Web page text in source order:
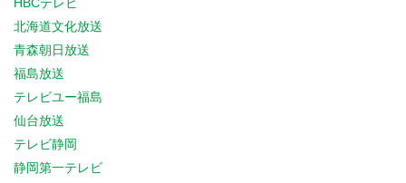
北海道文化放送
青森朝日放送
福島放送
テレビユー福島
仙台放送
テレビ静岡
静岡第一テレビ